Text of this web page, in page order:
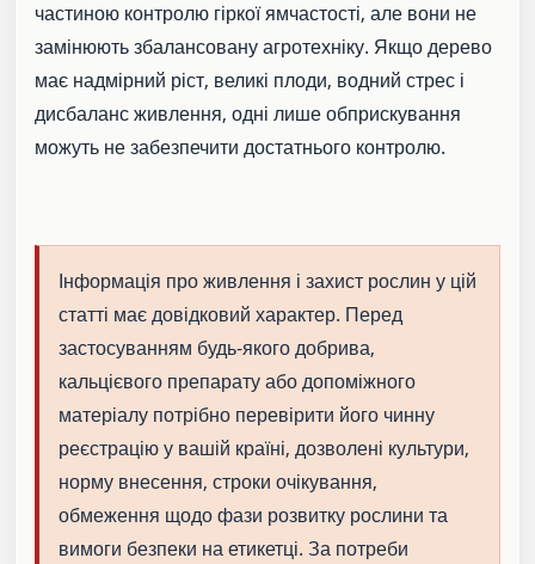
частиною контролю гіркої ямчастості, але вони не
замінюють збалансовану агротехніку. Якщо дерево
має надмірний ріст, великі плоди, водний стрес і
дисбаланс живлення, одні лише обприскування
можуть не забезпечити достатнього контролю.
Інформація про живлення і захист рослин у цій
статті має довідковий характер. Перед
застосуванням будь-якого добрива,
кальцієвого препарату або допоміжного
матеріалу потрібно перевірити його чинну
реєстрацію у вашій країні, дозволені культури,
норму внесення, строки очікування,
обмеження щодо фази розвитку рослини та
вимоги безпеки на етикетці. За потреби